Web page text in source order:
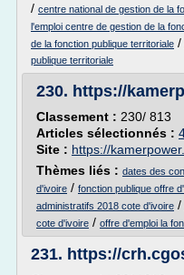
/ centre national de gestion de la
l'emploi centre de gestion de la
de la fonction publique territoriale /
publique territoriale
230. https://
Classement : 230/ 813
Articles sélectionnés :
Site : https://
Thèmes liés : dates des
d'ivoire / fonction publique offre
administratifs 2018 cote d'ivoire /
cote d'ivoire / offre d'emploi la
231. https://